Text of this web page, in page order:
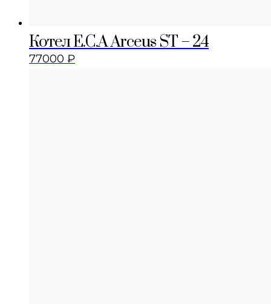
Котел E.C.A Arceus ST – 24
77000 ₽